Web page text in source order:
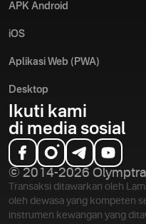
APK Android
iOS
Aplikasi Web (PWA)
Desktop
Ikuti kami
di media sosial
© 2014-2026
Transaksi ditawarkan oleh
oleh dewasa yang kompeten
instrumen kewangan yang